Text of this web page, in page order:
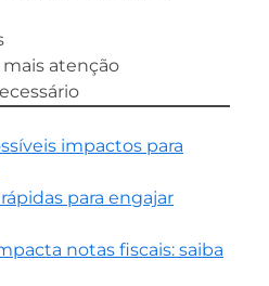
atenção
impactos para
para engajar
notas fiscais: saiba